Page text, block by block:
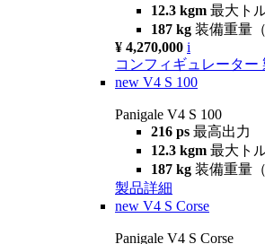
12.3 kgm 最大ト
187 kg 装備重量
¥ 4,270,000 i
コンフィギュレーター
new V4 S 100
Panigale V4 S 100
216 ps 最高出力
12.3 kgm 最大ト
187 kg 装備重量
製品詳細
new V4 S Corse
Panigale V4 S Corse